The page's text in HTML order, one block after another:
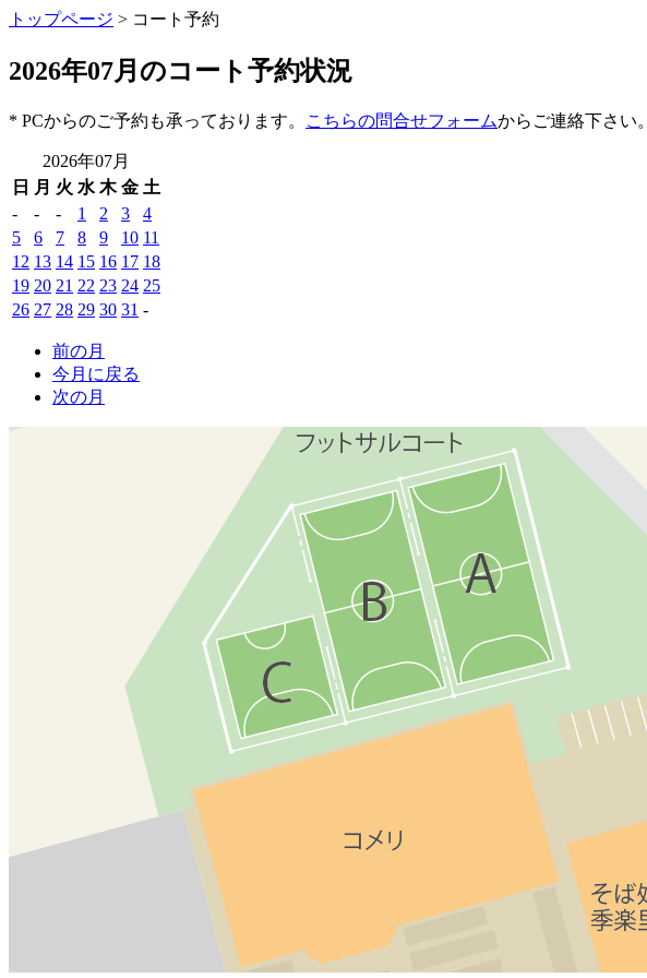
トップページ > コート予約
2026年07月のコート予約状況
* PCからのご予約も承っております。 こちらの問合せフォームからご連絡下さい。
2026年07月
日
月 火 水 木 金 土
-
- - 1 2 3
4
5
6 7 8 9 10 11
12 13 14 15 16 17 18
19 20 21 22 23 24 25
26 27 28 29 30 31 -
前の月
今月に戻る
次の月